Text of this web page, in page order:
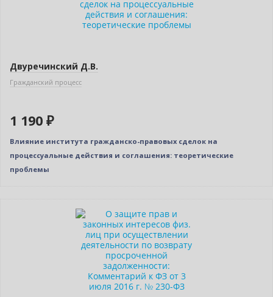
Двуречинский Д.В.
Гражданский процесс
1 190 ₽
Влияние института гражданско-правовых сделок на
процессуальные действия и соглашения: теоретические
проблемы